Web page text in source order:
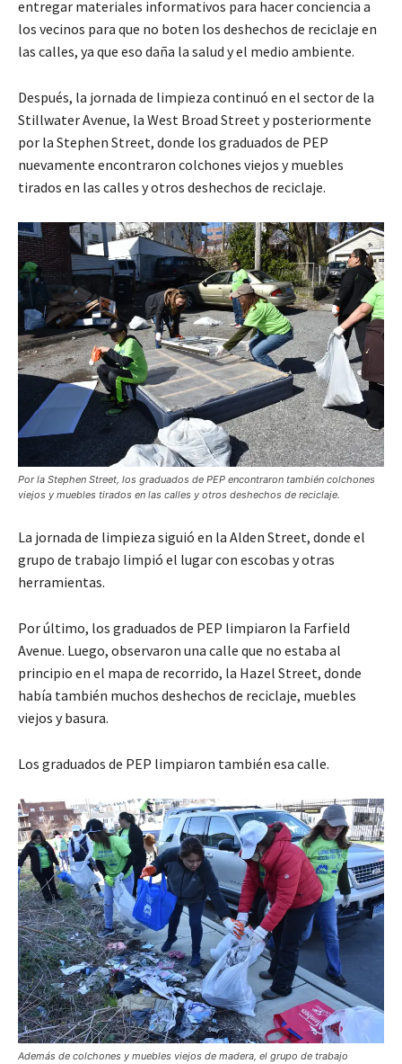
entregar materiales informativos para hacer conciencia a
los vecinos para que no boten los deshechos de reciclaje en
las calles, ya que eso daña la salud y el medio ambiente.
Después, la jornada de limpieza continuó en el sector de la
Stillwater Avenue, la West Broad Street y posteriormente
por la Stephen Street, donde los graduados de PEP
nuevamente encontraron colchones viejos y muebles
tirados en las calles y otros deshechos de reciclaje.
Por la Stephen Street, los graduados de PEP encontraron también colchones
viejos y muebles tirados en las calles y otros deshechos de reciclaje.
La jornada de limpieza siguió en la Alden Street, donde el
grupo de trabajo limpió el lugar con escobas y otras
herramientas.
Por último, los graduados de PEP limpiaron la Farfield
Avenue. Luego, observaron una calle que no estaba al
principio en el mapa de recorrido, la Hazel Street, donde
había también muchos deshechos de reciclaje, muebles
viejos y basura.
Los graduados de PEP limpiaron también esa calle.
Además de colchones y muebles viejos de madera, el grupo de trabajo